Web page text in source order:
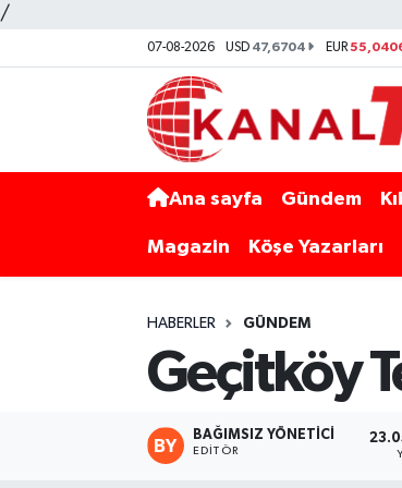
/
07-08-2026 USD 47,6704 EUR
Ana sayfa Gündem
Magazin Köşe Yazarları
HABERLER GÜNDEM
Geçitköy
BAĞIMSIZ YÖNETICI
EDITÖR